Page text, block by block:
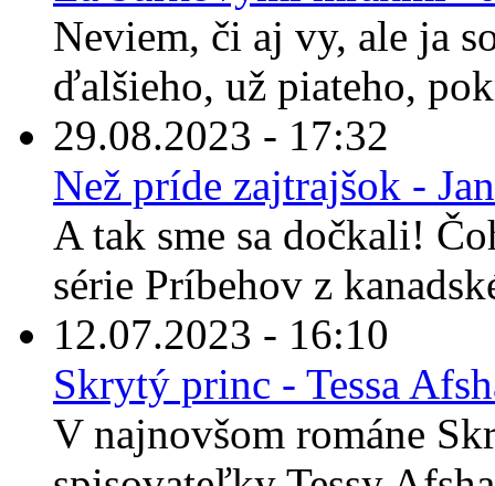
Neviem, či aj vy, ale ja
ďalšieho, už piateho,
29.08.2023 - 17:32
Než príde zajtrajšok -
A tak sme sa dočkali!
série Príbehov z
12.07.2023 - 16:10
Skrytý princ - Tessa
V najnovšom románe